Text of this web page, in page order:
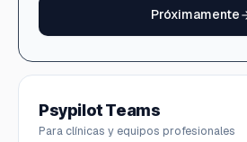
Próximamente
Psypilot Teams
Para clínicas y equipos profesionales